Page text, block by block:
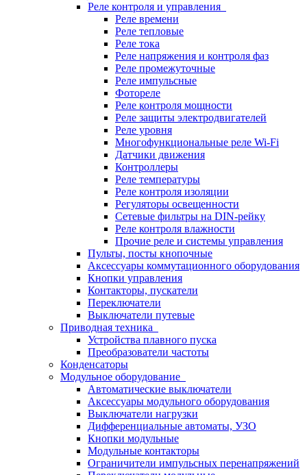
Реле контроля и управления
Реле времени
Реле тепловые
Реле тока
Реле напряжения и контроля фаз
Реле промежуточные
Реле импульсные
Фотореле
Реле контроля мощности
Реле защиты электродвигателей
Реле уровня
Многофункциональные реле Wi-Fi
Датчики движения
Контроллеры
Реле температуры
Реле контроля изоляции
Регуляторы освещенности
Сетевые фильтры на DIN-рейку
Реле контроля влажности
Прочие реле и системы управления
Пульты, посты кнопочные
Аксессуары коммутационного оборудования
Кнопки управления
Контакторы, пускатели
Переключатели
Выключатели путевые
Приводная техника
Устройства плавного пуска
Преобразователи частоты
Конденсаторы
Модульное оборудование
Автоматические выключатели
Аксессуары модульного оборудования
Выключатели нагрузки
Дифференциальные автоматы, УЗО
Кнопки модульные
Модульные контакторы
Ограничители импульсных перенапряжений